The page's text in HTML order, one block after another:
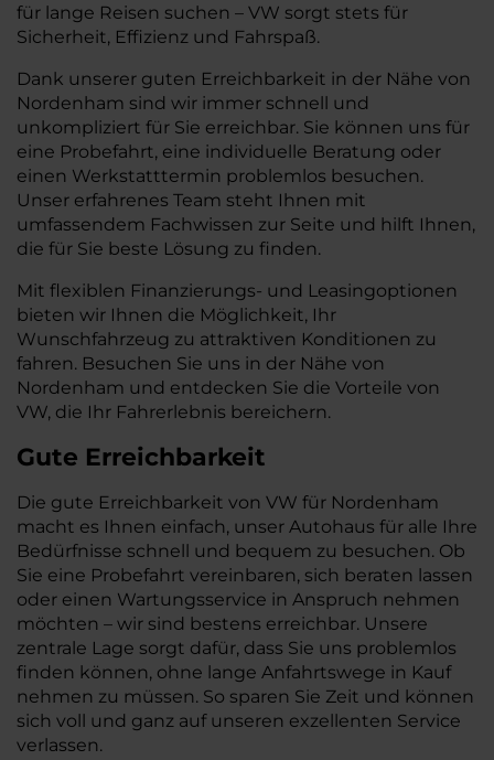
für lange Reisen suchen – VW sorgt stets für
Sicherheit, Effizienz und Fahrspaß.
Dank unserer guten Erreichbarkeit in der Nähe von
Nordenham sind wir immer schnell und
unkompliziert für Sie erreichbar. Sie können uns für
eine Probefahrt, eine individuelle Beratung oder
einen Werkstatttermin problemlos besuchen.
Unser erfahrenes Team steht Ihnen mit
umfassendem Fachwissen zur Seite und hilft Ihnen,
die für Sie beste Lösung zu finden.
Mit flexiblen Finanzierungs- und Leasingoptionen
bieten wir Ihnen die Möglichkeit, Ihr
Wunschfahrzeug zu attraktiven Konditionen zu
fahren. Besuchen Sie uns in der Nähe von
Nordenham und entdecken Sie die Vorteile von
VW, die Ihr Fahrerlebnis bereichern.
Gute Erreichbarkeit
Die gute Erreichbarkeit von VW für Nordenham
macht es Ihnen einfach, unser Autohaus für alle Ihre
Bedürfnisse schnell und bequem zu besuchen. Ob
Sie eine Probefahrt vereinbaren, sich beraten lassen
oder einen Wartungsservice in Anspruch nehmen
möchten – wir sind bestens erreichbar. Unsere
zentrale Lage sorgt dafür, dass Sie uns problemlos
finden können, ohne lange Anfahrtswege in Kauf
nehmen zu müssen. So sparen Sie Zeit und können
sich voll und ganz auf unseren exzellenten Service
verlassen.